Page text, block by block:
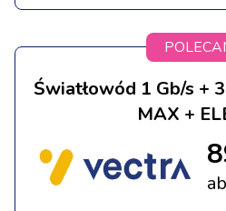
Światłowód 1 Gb/s +
MAX +